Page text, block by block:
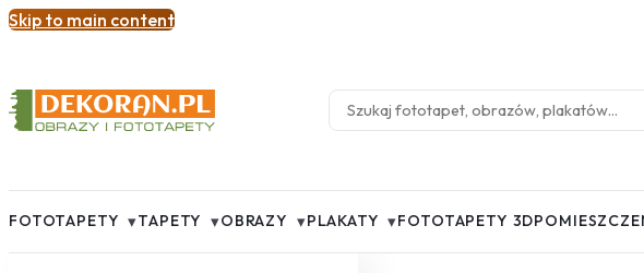
Skip to main content
FOTOTAPETY ▾TAPETY ▾OBRAZY ▾PLAKATY ▾FOTOTAPETY 3D